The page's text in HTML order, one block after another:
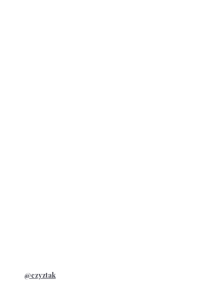
@czyztak